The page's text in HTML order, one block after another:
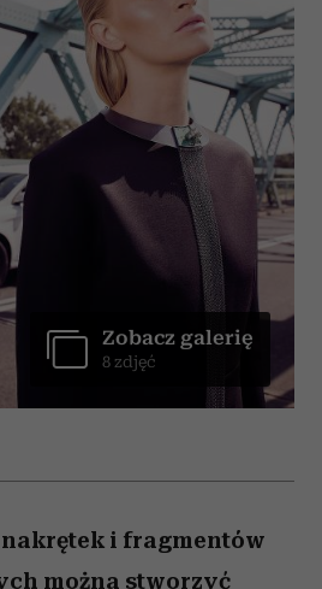
Zobacz galerię
8 zdjęć
nakrętek i fragmentów
można stworzyć